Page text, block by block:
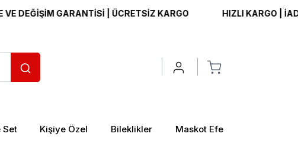
GARANTİSİ | ÜCRETSİZ KARGO HIZLI KARGO | İADE VE
Set Kişiye Özel Bileklikler Maskot Efe